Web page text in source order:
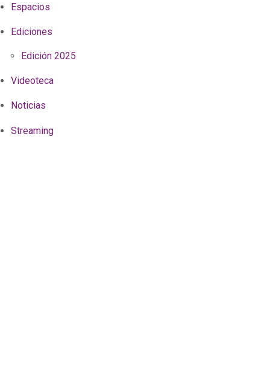
Espacios
Ediciones
Edición 2025
Videoteca
Noticias
Streaming